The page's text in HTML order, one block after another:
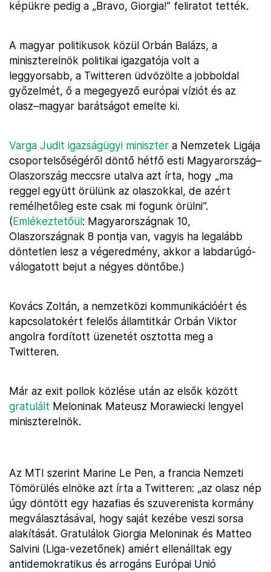
képükre pedig a „Bravo, Giorgia!” feliratot tették.
A magyar politikusok közül Orbán Balázs, a
miniszterelnök politikai igazgatója volt a
leggyorsabb, a Twitteren üdvözölte a jobboldal
győzelmét, ő a megegyező európai víziót és az
olasz–magyar barátságot emelte ki.
Varga Judit igazságügyi miniszter a Nemzetek Ligája
csoportelsőségéről döntő hétfő esti Magyarország–
Olaszország meccsre utalva azt írta, hogy „ma
reggel együtt örülünk az olaszokkal, de azért
remélhetőleg este csak mi fogunk örülni”.
(Emlékeztetőül: Magyarországnak 10,
Olaszországnak 8 pontja van, vagyis ha legalább
döntetlen lesz a végeredmény, akkor a labdarúgó-
válogatott bejut a négyes döntőbe.)
Kovács Zoltán, a nemzetközi kommunikációért és
kapcsolatokért felelős államtitkár Orbán Viktor
angolra fordított üzenetét osztotta meg a
Twitteren.
Már az exit pollok közlése után az elsők között
gratulált Meloninak Mateusz Morawiecki lengyel
miniszterelnök.
Az MTI szerint Marine Le Pen, a francia Nemzeti
Tömörülés elnöke azt írta a Twitteren: „az olasz nép
úgy döntött egy hazafias és szuverenista kormány
megválasztásával, hogy saját kezébe veszi sorsa
alakítását. Gratulálok Giorgia Meloninak és Matteo
Salvini (Liga-vezetőnek) amiért ellenálltak egy
antidemokratikus és arrogáns Európai Unió